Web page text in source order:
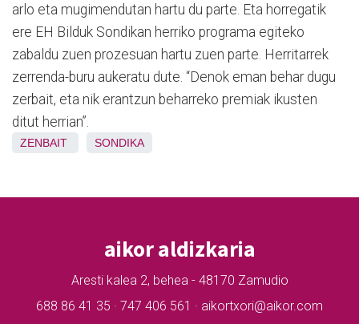
arlo eta mugimendutan hartu du parte. Eta horregatik
ere EH Bilduk Sondikan herriko programa egiteko
zabaldu zuen prozesuan hartu zuen parte. Herritarrek
zerrenda-buru aukeratu dute. “Denok eman behar dugu
zerbait, eta nik erantzun beharreko premiak ikusten
ditut herrian”.
ZENBAIT SONDIKA
aikor aldizkaria
Aresti kalea 2, behea - 48170 Zamudio
688 86 41 35 · 747 406 561 · aikortxori@aikor.com